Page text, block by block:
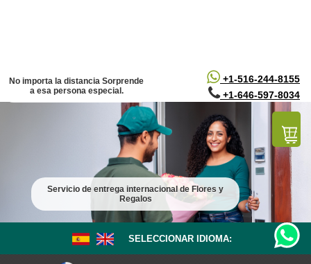
+1-516-244-8155
+1-646-597-8034
No importa la distancia Sorprende
a esa persona especial.
Servicio de entrega internacional de Flores y
Regalos
SELECCIONAR IDIOMA: